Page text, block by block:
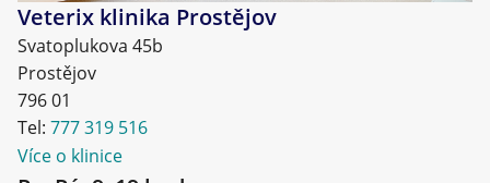
Veterix klinika Prostějov
Svatoplukova 45b
Prostějov
796 01
Tel: 777 319 516
Více o klinice